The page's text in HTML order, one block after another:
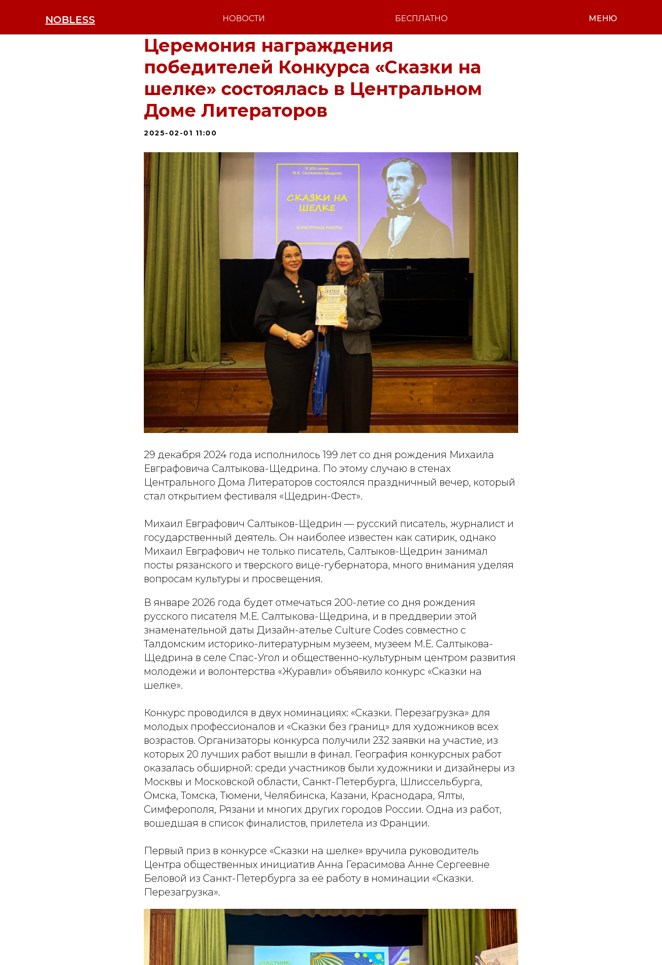
NOBLESS МЕНЮ
НОВОСТИ БЕСПЛАТНО
Церемония награждения
победителей Конкурса «Сказки на
шелке» состоялась в Центральном
Доме Литераторов
2025-02-01 11:00
29 декабря 2024 года исполнилось 199 лет со дня рождения Михаила
Евграфовича Салтыкова-Щедрина. По этому случаю в стенах
Центрального Дома Литераторов состоялся праздничный вечер, который
стал открытием фестиваля «Щедрин-Фест».
Михаил Евграфович Салтыков-Щедрин — русский писатель, журналист и
государственный деятель. Он наиболее известен как сатирик, однако
Михаил Евграфович не только писатель, Салтыков-Щедрин занимал
посты рязанского и тверского вице-губернатора, много внимания уделяя
вопросам культуры и просвещения.
В январе 2026 года будет отмечаться 200-летие со дня рождения
русского писателя М.Е. Салтыкова-Щедрина, и в преддверии этой
знаменательной даты Дизайн-ателье Culture Codes совместно с
Талдомским историко-литературным музеем, музеем М.Е. Салтыкова-
Щедрина в селе Спас-Угол и общественно-культурным центром развития
молодежи и волонтерства «Журавли» объявило конкурс «Сказки на
шелке».
Конкурс проводился в двух номинациях: «Сказки. Перезагрузка» для
молодых профессионалов и «Сказки без границ» для художников всех
возрастов. Организаторы конкурса получили 232 заявки на участие, из
которых 20 лучших работ вышли в финал. География конкурсных работ
оказалась обширной: среди участников были художники и дизайнеры из
Москвы и Московской области, Санкт-Петербурга, Шлиссельбурга,
Омска, Томска, Тюмени, Челябинска, Казани, Краснодара, Ялты,
Симферополя, Рязани и многих других городов России. Одна из работ,
вошедшая в список финалистов, прилетела из Франции.
Первый приз в конкурсе «Сказки на шелке» вручила руководитель
Центра общественных инициатив Анна Герасимова Анне Сергеевне
Беловой из Санкт-Петербурга за её работу в номинации «Сказки.
Перезагрузка».